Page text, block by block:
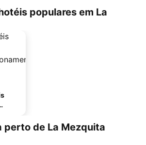
populares em La
perto de La Mezquita